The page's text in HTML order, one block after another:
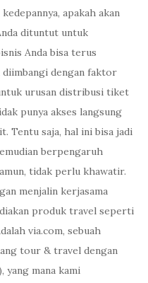
apakah akan
dituntut untuk
Anda bisa terus
dengan faktor
urusan distribusi tiket
punya akses langsung
Tentu saja, hal ini bisa jadi
berpengaruh
tidak perlu khawatir.
menjalin kerjasama
produk travel seperti
via.com, sebuah
tour & travel dengan
yang mana kami